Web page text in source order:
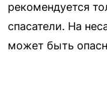
рекомендуется
спасатели. На
может быть